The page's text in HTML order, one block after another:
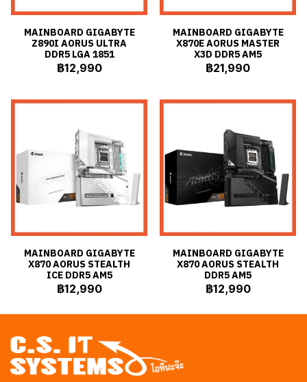
MAINBOARD GIGABYTE
Z890I AORUS ULTRA
DDR5 LGA 1851
฿12,990
MAINBOARD GIGABYTE
X870E AORUS MASTER
X3D DDR5 AM5
฿21,990
MAINBOARD GIGABYTE
X870 AORUS STEALTH
ICE DDR5 AM5
฿12,990
MAINBOARD GIGABYTE
X870 AORUS STEALTH
DDR5 AM5
฿12,990